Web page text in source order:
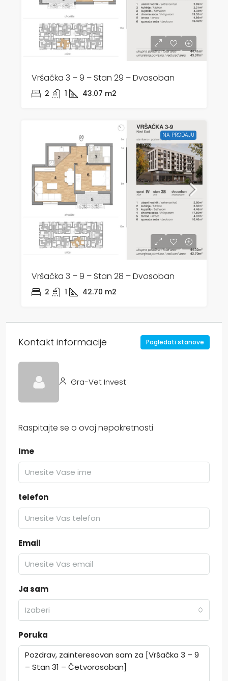
Vršačka 3 – 9 – Stan 29 – Dvosoban
2 1 43.07 m2
NA PRODAJU
Vršačka 3 – 9 – Stan 28 – Dvosoban
2 1 42.70 m2
Kontakt informacije Pogledati stanove
Gra-Vet Invest
Raspitajte se o ovoj nepokretnosti
Ime
telefon
Email
Ja sam
Izaberi
Poruka